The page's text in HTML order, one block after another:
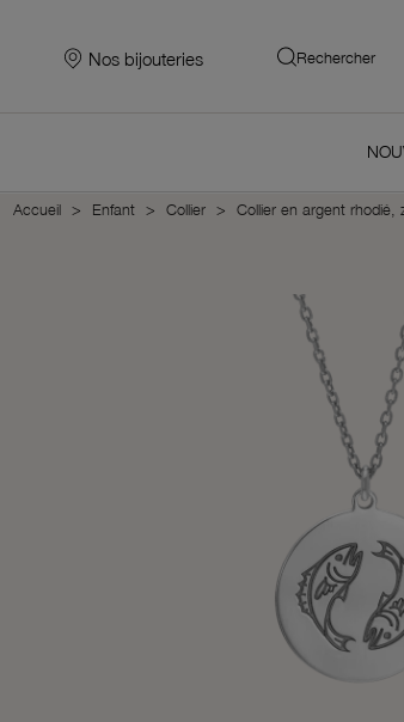
Nos bijouteries Rechercher
Accueil Enfant Collier Collier en argent rhodié,